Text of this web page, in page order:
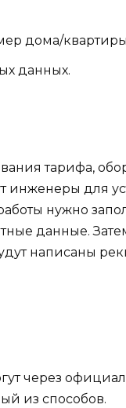
дома/
данных.
тарифа,
для
нужно
данные.
написаны
через
из способов.